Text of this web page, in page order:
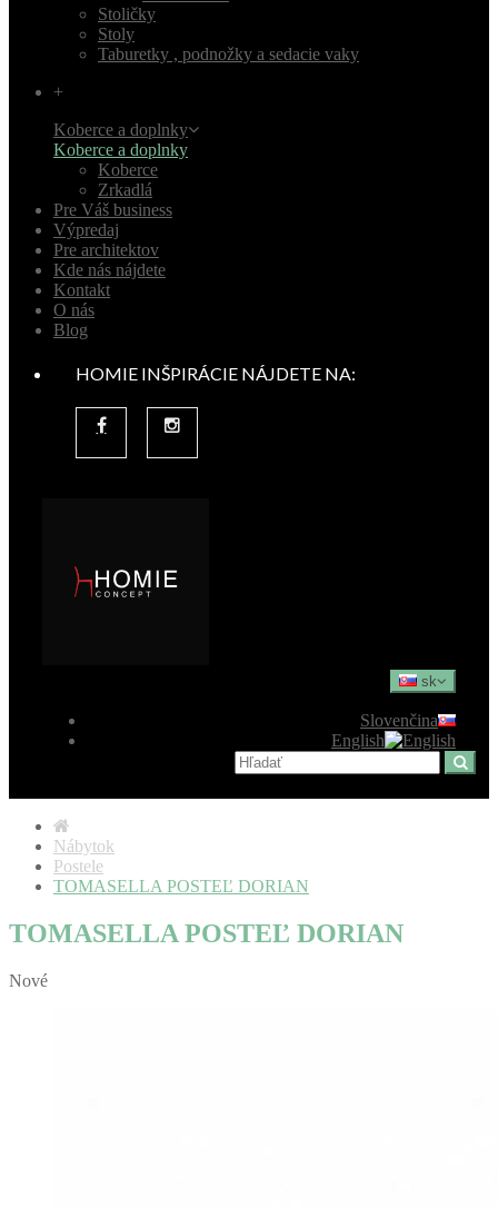
Stoličky
Stoly
Taburetky , podnožky a sedacie vaky
+
Koberce a doplnky
Koberce a doplnky
Koberce
Zrkadlá
Pre Váš business
Výpredaj
Pre architektov
Kde nás nájdete
Kontakt
O nás
Blog
HOMIE INŠPIRÁCIE NÁJDETE NA:
sk
Slovenčina
English
Nábytok
Postele
TOMASELLA POSTEĽ DORIAN
TOMASELLA POSTEĽ DORIAN
Nové